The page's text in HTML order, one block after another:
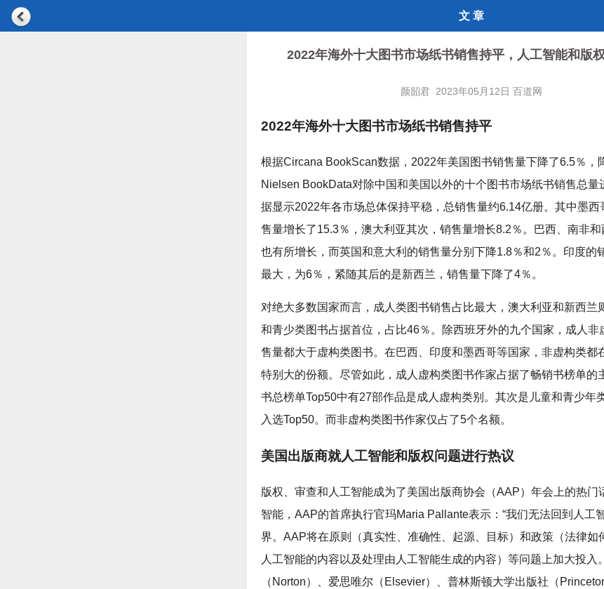
文 章
2022年海外十大图书市场纸书销售持平，人工智能和版
颜韶君 2023年05月12日 百道网
2022年海外十大图书市场纸书销售持平
根据Circana BookScan数据，2022年美国图书销售量下降了6.5％，
Nielsen BookData对除中国和美国以外的十个图书市场纸书销售总量
据显示2022年各市场总体保持平稳，总销售量约6.14亿册。其中墨西
售量增长了15.3％，澳大利亚其次，销售量增长8.2％。巴西、南非
也有所增长，而英国和意大利的销售量分别下降1.8％和2％。印度的
最大，为6％，紧随其后的是新西兰，销售量下降了4％。
对绝大多数国家而言，成人类图书销售占比最大，澳大利亚和新西
和青少类图书占据首位，占比46％。除西班牙外的九个国家，成人非
售量都大于虚构类图书。在巴西、印度和墨西哥等国家，非虚构类都
特别大的份额。尽管如此，成人虚构类图书作家占据了畅销书榜单的
书总榜单Top50中有27部作品是成人虚构类别。其次是儿童和青少年
入选Top50。而非虚构类图书作家仅占了5个名额。
美国出版商就人工智能和版权问题进行热议
版权、审查和人工智能成为了美国出版商协会（AAP）年会上的热门
智能，AAP的首席执行官玛Maria Pallante表示：“我们无法回到人工
界。AAP将在原则（真实性、准确性、起源、目标）和政策（法律如
人工智能的内容以及处理由人工智能生成的内容）等问题上加大投入
（Norton）、爱思唯尔（Elsevier）、普林斯顿大学出版社（